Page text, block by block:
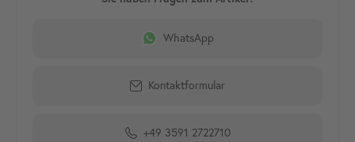
WhatsApp
Kontaktformular
+49 3591 2722710